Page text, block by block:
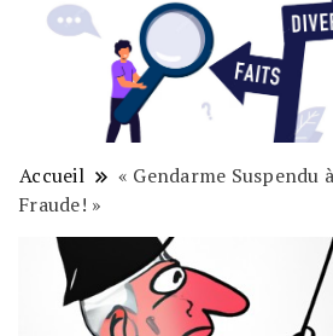
Accueil
« Gendarme Suspendu
Fraude! »